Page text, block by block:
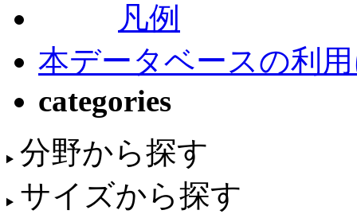
凡例
本データベースの利
categories
分野から探す
サイズから探す